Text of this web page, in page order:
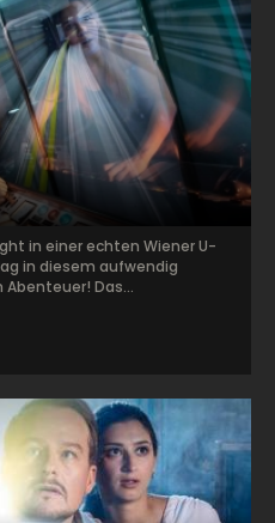
in einer echten Wiener U-
in diesem aufwendig
Das...